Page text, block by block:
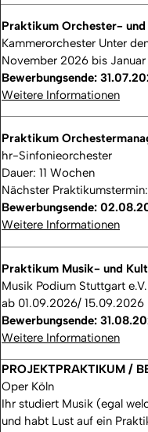
Praktikum Orchester-
Kammerorchester Unter
November 2026 bis
Bewerbungsende:
Weitere Informationen
Praktikum
hr-Sinfonieorchester
Dauer: 11 Wochen
Nächster
Bewerbungsende:
Weitere Informationen
Praktikum Musik- und
Musik Podium Stuttgart e.V.
ab 01.09.2026/ 15.09.2026
Bewerbungsende:
Weitere Informationen
PROJEKTPRAKTIKUM /
Oper Köln
Ihr studiert Musik (egal
und habt Lust auf ein